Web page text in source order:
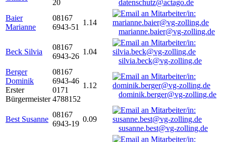
20
datenschutz@actago.de
Baier
Marianne
08167
6943-51
1.14
marianne.baier@vg-zolling.de
Beck Silvia
08167
6943-26
1.04
silvia.beck@vg-zolling.de
Berger
Dominik
Erster
Bürgermeister
08167
6943-46
0171
4788152
1.12
dominik.berger@vg-zolling.de
Best Susanne
08167
6943-19
0.09
susanne.best@vg-zolling.de